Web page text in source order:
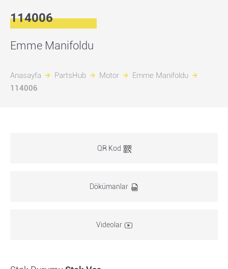
114006
Emme Manifoldu
Anasayfa PartsHub Motor
Emme Manifoldu
114006
QR Kod
Dökümanlar
Videolar